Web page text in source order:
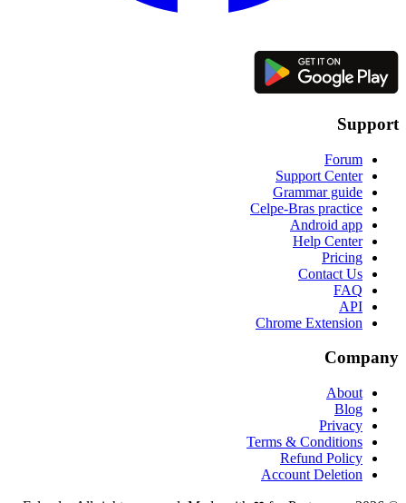
Support
Forum
Support Center
Grammar guide
Celpe-Bras practice
Android app
Help Center
Pricing
Contact Us
FAQ
API
Chrome Extension
Company
About
Blog
Privacy
Terms & Conditions
Refund Policy
Account Deletion